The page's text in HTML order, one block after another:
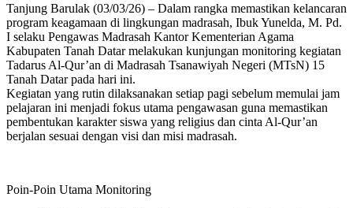
Tanjung Barulak (03/03/26) – Dalam rangka memastikan kelancaran
program keagamaan di lingkungan madrasah, Ibuk Yunelda, M. Pd.
I selaku Pengawas Madrasah Kantor Kementerian Agama
Kabupaten Tanah Datar melakukan kunjungan monitoring kegiatan
Tadarus Al-Qur’an di Madrasah Tsanawiyah Negeri (MTsN) 15
Tanah Datar pada hari ini.
Kegiatan yang rutin dilaksanakan setiap pagi sebelum memulai jam
pelajaran ini menjadi fokus utama pengawasan guna memastikan
pembentukan karakter siswa yang religius dan cinta Al-Qur’an
berjalan sesuai dengan visi dan misi madrasah.
Poin-Poin Utama Monitoring